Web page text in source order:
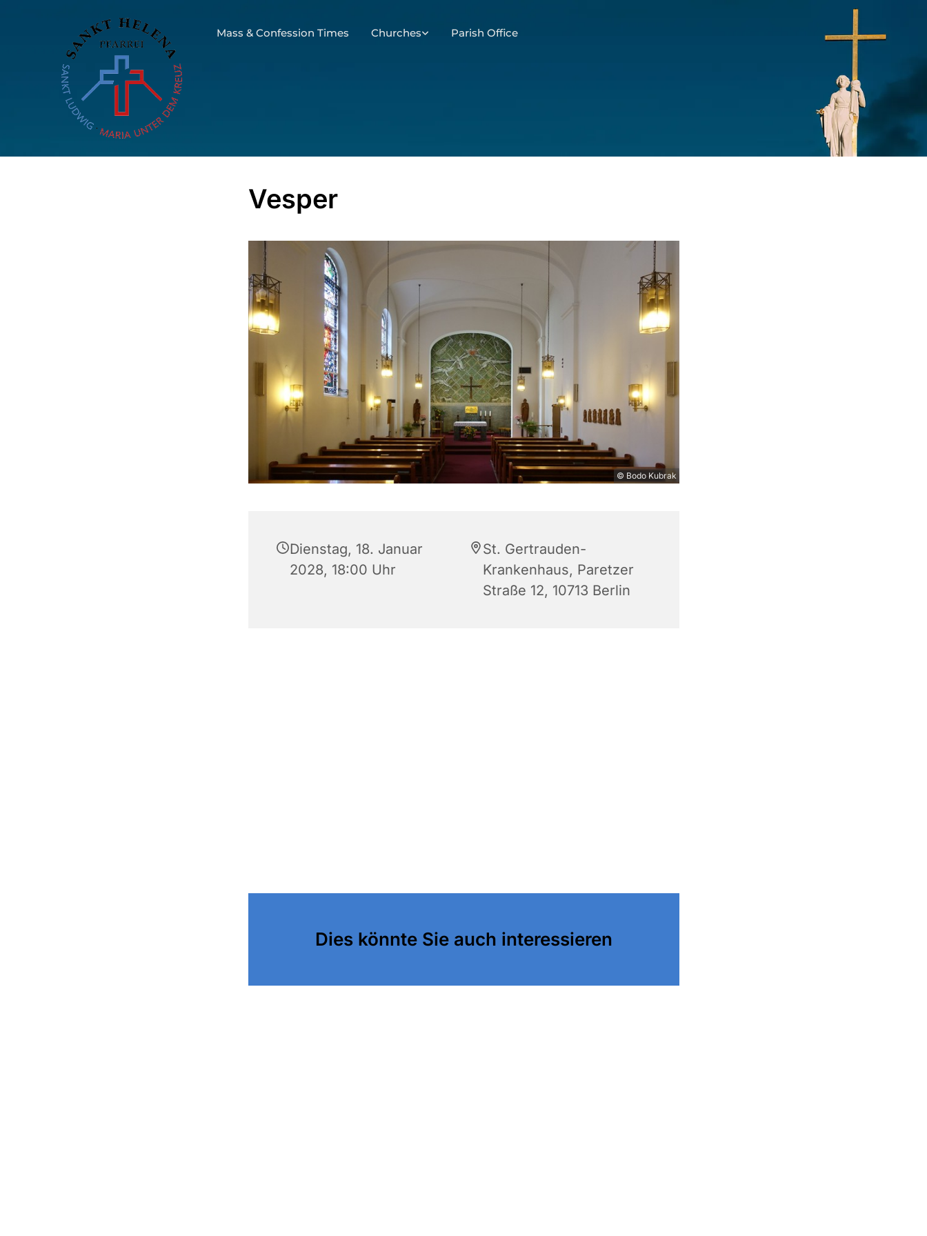
Mass & Confession Times Churches Parish Office
Vesper
© Bodo Kubrak
Dienstag, 18. Januar
2028, 18:00 Uhr
St. Gertrauden-
Krankenhaus, Paretzer
Straße 12, 10713 Berlin
Dies könnte Sie auch interessieren